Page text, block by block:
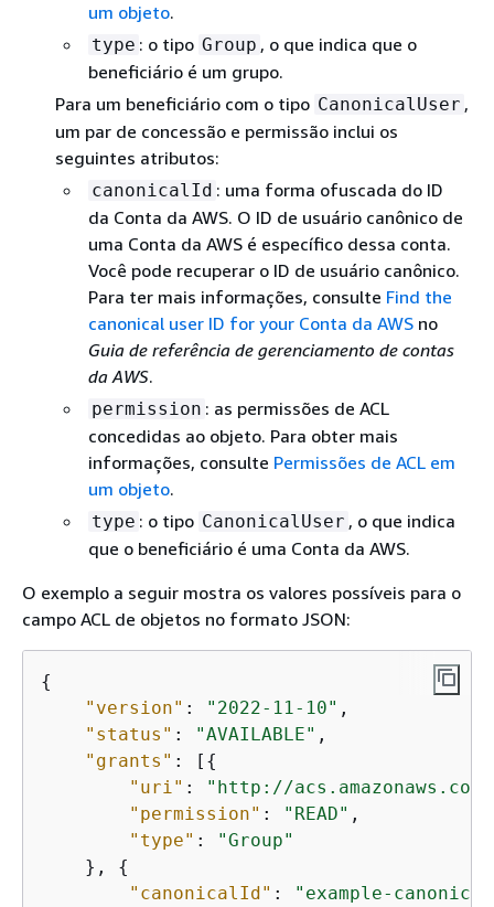
um objeto.
type : o tipo Group , o que indica que o
beneficiário é um grupo.
Para um beneficiário com o tipo CanonicalUser ,
um par de concessão e permissão inclui os
seguintes atributos:
canonicalId : uma forma ofuscada do ID
da Conta da AWS. O ID de usuário canônico de
uma Conta da AWS é específico dessa conta.
Você pode recuperar o ID de usuário canônico.
Para ter mais informações, consulte Find the
canonical user ID for your Conta da AWS no
Guia de referência de gerenciamento de contas
da AWS.
permission : as permissões de ACL
concedidas ao objeto. Para obter mais
informações, consulte Permissões de ACL em
um objeto.
type : o tipo CanonicalUser , o que indica
que o beneficiário é uma Conta da AWS.
O exemplo a seguir mostra os valores possíveis para o
campo ACL de objetos no formato JSON:
{
"version" : "2022-11-10" ,
"status" : "AVAILABLE" ,
"grants" : [ {
"uri" :
"http://
"permission" : "READ" ,
"type" :
"Group"
    },
{
"canonicalId" : "example-